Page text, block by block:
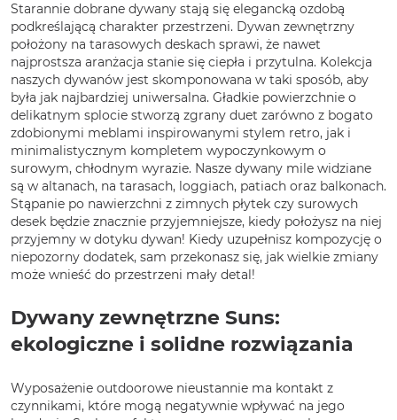
Starannie dobrane dywany stają się elegancką ozdobą
podkreślającą charakter przestrzeni. Dywan zewnętrzny
położony na tarasowych deskach sprawi, że nawet
najprostsza aranżacja stanie się ciepła i przytulna. Kolekcja
naszych dywanów jest skomponowana w taki sposób, aby
była jak najbardziej uniwersalna. Gładkie powierzchnie o
delikatnym splocie stworzą zgrany duet zarówno z bogato
zdobionymi meblami inspirowanymi stylem retro, jak i
minimalistycznym kompletem wypoczynkowym o
surowym, chłodnym wyrazie. Nasze dywany mile widziane
są w altanach, na tarasach, loggiach, patiach oraz balkonach.
Stąpanie po nawierzchni z zimnych płytek czy surowych
desek będzie znacznie przyjemniejsze, kiedy położysz na niej
przyjemny w dotyku dywan! Kiedy uzupełnisz kompozycję o
niepozorny dodatek, sam przekonasz się, jak wielkie zmiany
może wnieść do przestrzeni mały detal!
Dywany zewnętrzne Suns:
ekologiczne i solidne rozwiązania
Wyposażenie outdoorowe nieustannie ma kontakt z
czynnikami, które mogą negatywnie wpływać na jego